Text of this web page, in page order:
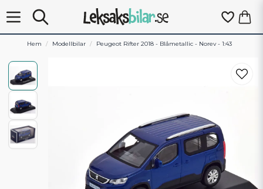
Hem Modellbilar Peugeot Rifter 2018 - Blåmetallic - Norev - 1:43